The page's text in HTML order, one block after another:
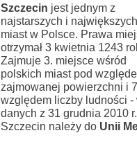
Szczecin jest jednym z
najstarszych i największych
miast w Polsce. Prawa
otrzymał 3 kwietnia 1243
Zajmuje 3. miejsce wśród
polskich miast pod
zajmowanej powierzchni i
względem liczby ludności -
danych z 31 grudnia 2010
Szczecin należy do Unii